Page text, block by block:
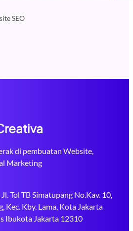
SEO
di pembuatan Website,
Marketing
Tol TB Simatupang No.Kav. 10,
Kec. Kby. Lama, Kota Jakarta
Ibukota Jakarta 12310